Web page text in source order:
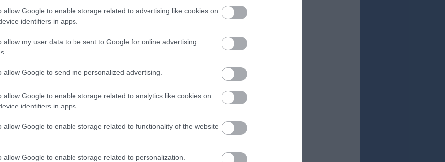
allow Google to enable storage related to advertising like cookies on
identifiers in apps.
allow my user data to be sent to Google for online advertising
allow Google to send me personalized advertising.
allow Google to enable storage related to analytics like cookies on
identifiers in apps.
allow Google to enable storage related to functionality of the website
allow Google to enable storage related to personalization.
összhangban döntésemben egyetlen cél
rend és a nemzet egységének
is, mert a köztársasági elnök önmagában még
azzal, ha csak pártok felett állónak értelmezi
mindig és mindenben politikai nemzete mellett
így fejezheti ki a nemzet igazi egységét. Még akkor
vitatják alkotmányos döntéseit.
polgár senkit sem biztathat arra, hogy vegye
állam ugyanis attól jogállam, hogy annak törvényeit